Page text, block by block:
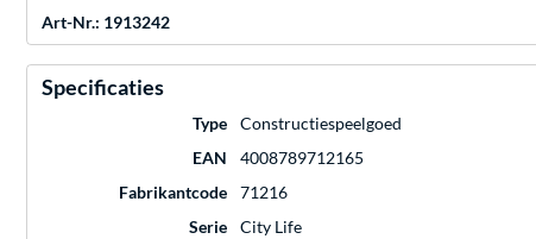
Art-Nr.: 1913242
Specificaties
Type
Constructiespeelgoed
EAN
4008789712165
Fabrikantcode
71216
Serie
City Life